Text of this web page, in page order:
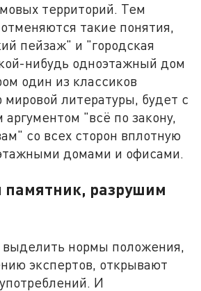
территорий. Тем
такие понятия,
пейзаж" и "городская
нибудь одноэтажный дом
один из классиков
литературы, будет с
"всё по закону,
со всех сторон вплотную
домами и офисами.
памятник, разрушим
выделить нормы положения,
экспертов, открывают
И